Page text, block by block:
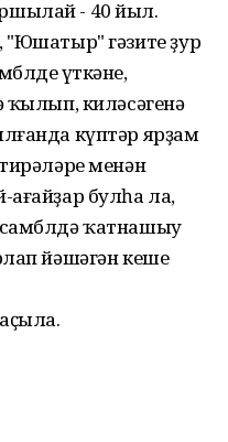
- 40 йыл.
"Юшатыр" гәзите ҙур
үткәне,
ҡылып, киләсәгенә
күптәр ярҙам
менән
булһа ла,
ҡатнашыу
йәшәгән кеше